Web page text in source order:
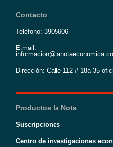
Contacto
Teléfono: 3905606
E:mail:
informacion@lanotaeconomica.co
Dirección: Calle 112 # 18a 35
Productos la Nota
Suscripciones
Centro de investigaciones